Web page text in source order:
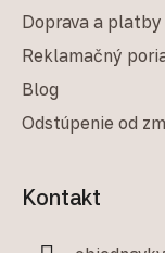
Doprava a platby
Reklamačný
Blog
Odstúpenie od
Kontakt